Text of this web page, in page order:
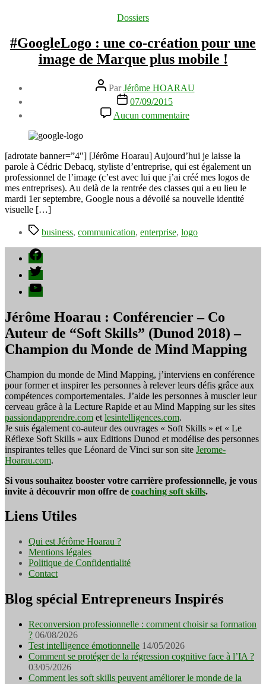
Catégories
Dossiers
#GoogleLogo : une co-création pour une
image de Marque plus mobile !
Auteur
de
l’article
ParJérôme HOARAU
Date
l’article
07/09/2015
Aucun commentaire
#GoogleLogo
co-
création
pour
une
image
plus
mobile !
[adrotate banner=”4″] [Jérôme Hoarau] Aujourd’hui je laisse la
parole à Cédric Debacq, styliste d’entreprise, qui est également un
professionnel de l’image (c’est avec lui que j’ai créé mes logos de
mes entreprises). Au delà de la rentrée des classes qui a eu lieu le
mardi 1er septembre, Google nous a dévoilé sa nouvelle identité
visuelle […]
Étiquettes
business, communication, enterprise, logo
Facebook
Twitter
YouTube
Jérôme Hoarau : Conférencier – Co
Auteur de “Soft Skills” (Dunod 2018) –
Champion du Monde de Mind Mapping
Champion du monde de Mind Mapping, j’interviens en conférence
pour former et inspirer les personnes à relever leurs défis grâce aux
compétences comportementales. J’aide les personnes à muscler leur
cerveau grâce à la Lecture Rapide et au Mind Mapping sur les sites
passiondapprendre.com et lesintelligences.com.
Je suis également co-auteur des ouvrages « Soft Skills » et « Le
Réflexe Soft Skills » aux Editions Dunod et modélise des personnes
inspirantes telles que Léonard de Vinci sur son site Jerome-
Hoarau.com.
Si vous souhaitez booster votre carrière professionnelle, je vous
invite à découvrir mon offre de coaching soft skills.
Liens Utiles
Qui est Jérôme Hoarau ?
Mentions légales
Politique de Confidentialité
Contact
Blog spécial Entrepreneurs Inspirés
Reconversion professionnelle : comment choisir sa formation
? 06/08/2026
Test intelligence émotionnelle 14/05/2026
Comment se protéger de la régression cognitive face à l’IA ?
03/05/2026
Comment les soft skills peuvent améliorer le monde de la